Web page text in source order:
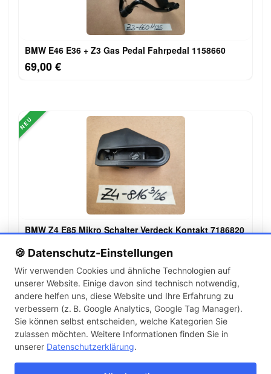
🍪 Datenschutz-Einstellungen
Wir verwenden Cookies und ähnliche Technologien auf
unserer Website. Einige davon sind technisch notwendig,
andere helfen uns, diese Website und Ihre Erfahrung zu
verbessern (z. B. Google Analytics, Google Tag Manager).
Sie können selbst entscheiden, welche Kategorien Sie
zulassen möchten. Weitere Informationen finden Sie in
unserer Datenschutzerklärung.
BMW E46 E36 + Z3 Gas Pedal Fahrpedal 1158660
69,00 €
NEU
BMW Z4 E85 Mikro Schalter Verdeck Kontakt 7186820
129,00 €
← 1 2 3 … 143 →
Artikel pro Seite